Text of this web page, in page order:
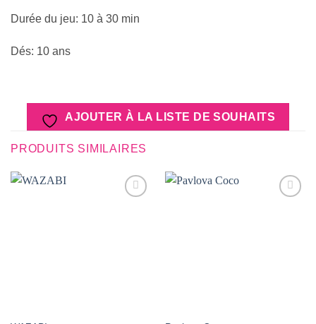
Durée du jeu: 10 à 30 min
Dés: 10 ans
AJOUTER À LA LISTE DE SOUHAITS
PRODUITS SIMILAIRES